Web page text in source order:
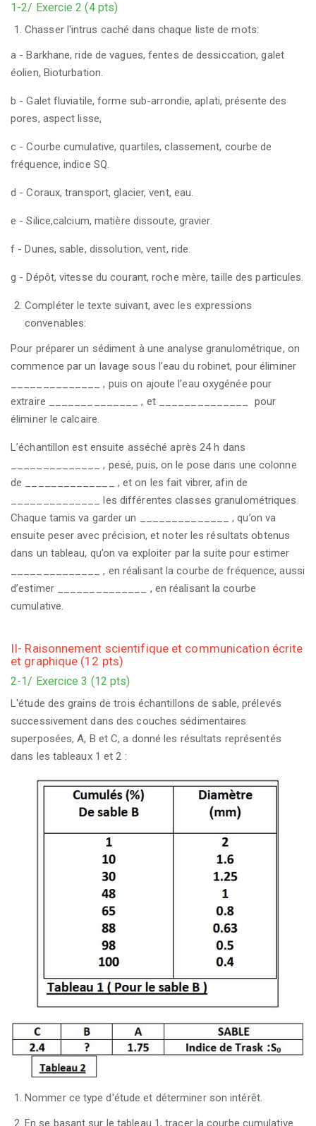
1-2/ Exercie 2 (4 pts)
Chasser l'intrus caché dans chaque liste de mots:
a - Barkhane, ride de vagues, fentes de dessiccation, galet
éolien, Bioturbation.
b - Galet fluviatile, forme sub-arrondie, aplati, présente des
pores, aspect lisse,
c - Courbe cumulative, quartiles, classement, courbe de
fréquence, indice SQ.
d - Coraux, transport, glacier, vent, eau.
e - Silice,calcium, matière dissoute, gravier.
f - Dunes, sable, dissolution, vent, ride.
g - Dépôt, vitesse du courant, roche mère, taille des particules.
Compléter le texte suivant, avec les expressions
convenables:
Pour préparer un sédiment à une analyse granulométrique, on
commence par un lavage sous l’eau du robinet, pour éliminer
______________ , puis on ajoute l’eau oxygénée pour
extraire ______________ , et ______________ pour
éliminer le calcaire.
L’échantillon est ensuite asséché après 24 h dans
______________ , pesé, puis, on le pose dans une colonne
de ______________ , et on les fait vibrer, afin de
______________ les différentes classes granulométriques.
Chaque tamis va garder un ______________ , qu’on va
ensuite peser avec précision, et noter les résultats obtenus
dans un tableau, qu’on va exploiter par la suite pour estimer
______________ , en réalisant la courbe de fréquence, aussi
d’estimer ______________ , en réalisant la courbe
cumulative.
II- Raisonnement scientifique et communication écrite
et graphique (12 pts)
2-1/ Exercice 3 (12 pts)
L'étude des grains de trois échantillons de sable, prélevés
successivement dans des couches sédimentaires
superposées, A, B et C, a donné les résultats représentés
dans les tableaux 1 et 2 :
Nommer ce type d'étude et déterminer son intérêt.
En se basant sur le tableau 1, tracer la courbe cumulative